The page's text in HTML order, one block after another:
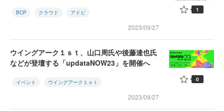
BCP クラウド アドビ
2023/09/27
1
ウイングアーク１ｓｔ、山口周氏や後藤達也氏
などが登壇する「updataNOW23」を開催へ
イベント ウイングアーク１ｓｔ
2023/09/27
0